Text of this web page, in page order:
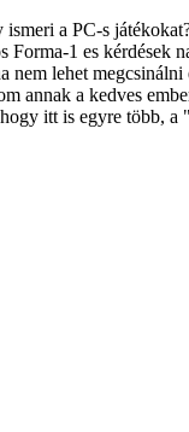
a PC-s
1 es kérdések
lehet
annak a kedves
itt is egyre több, a